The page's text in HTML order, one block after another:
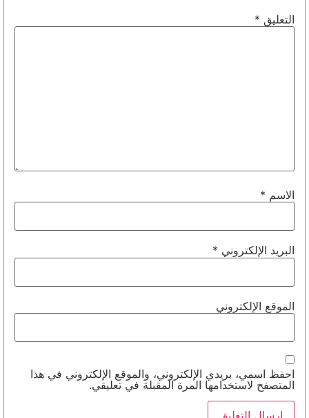
التعليق *
الاسم *
البريد الإلكتروني *
الموقع الإلكتروني
احفظ اسمي، بريدي الإلكتروني، والموقع الإلكتروني في هذا
المتصفح لاستخدامها المرة المقبلة في تعليقي.